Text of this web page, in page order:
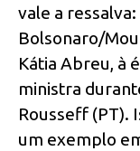
vale a
Bolsonaro/
Kátia Abreu, à
ministra
Rousseff (PT).
um exemplo